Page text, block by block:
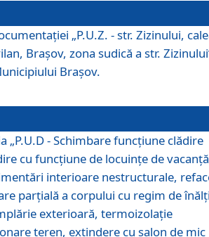
„P.U.Z. - str. Zizinului,
Braşov, zona sudică a str.
Braşov.
„P.U.D - Schimbare funcţiune clădire
cu funcţiune de locuinţe de
interioare nestructurale,
parţială a corpului cu regim de
exterioară, termoizolaţie
teren, extindere cu salon de mic